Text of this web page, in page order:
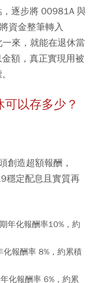
逐步將 00981A 與
資金整筆轉入
來，就能在退休當
額，真正實現用被
以存多少？
創造超額報酬，
穩定配息且實質再
期年化報酬率10%，約
化報酬率 8%，約累積
年化報酬率 6%，約累